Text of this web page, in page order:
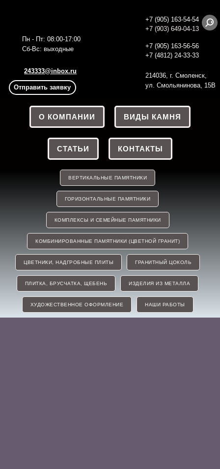
214036, г. Смоленск,
ул. Смольянинова, 15В
Пн - Пт: 08:00-17:00
Сб-Вс: выходные
+7 (905) 163-54-54
+7 (903) 649-04-13
243333@inbox.ru
Отправить заявку
+7 (905) 163-56-56
+7 (4812) 24-33-33
О КОМПАНИИ ВИДЫ КАМНЯ
СТАТЬИ КОНТАКТЫ
ВЕРТИКАЛЬНЫЕ ПАМЯТНИКИ
ГОРИЗОНТАЛЬНЫЕ ПАМЯТНИКИ
КОМПЛЕКСЫ И СЕМЕЙНЫЕ ПАМЯТНИКИ
КОМБИНИРОВАННЫЕ ПАМЯТНИКИ (ЦВЕТНОЙ ГРАНИТ)
ЦВЕТНИКИ, НАДГРОБНЫЕ ПЛИТЫ ГРАНИТНЫЙ ЦОКОЛЬ
ПЛИТКА, БРУСЧАТКА, ЩЕБЕНЬ ИЗДЕЛИЯ ИЗ МЕТАЛЛА
ХУДОЖЕСТВЕННОЕ ОФОРМЛЕНИЕ НАШИ РАБОТЫ